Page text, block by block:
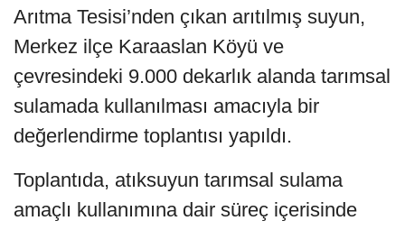
Arıtma Tesisi’nden çıkan arıtılmış suyun,
Merkez ilçe Karaaslan Köyü ve
çevresindeki 9.000 dekarlık alanda tarımsal
sulamada kullanılması amacıyla bir
değerlendirme toplantısı yapıldı.
Toplantıda, atıksuyun tarımsal sulama
amaçlı kullanımına dair süreç içerisinde